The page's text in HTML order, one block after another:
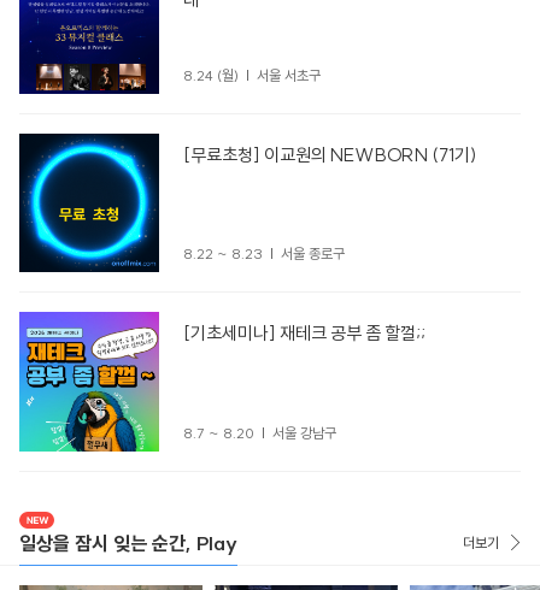
8.24 (월) 서울 서초구
[무료초청] 이교원의 NEWBORN (71기)
8.22 ~ 8.23 서울 종로구
[기초세미나] 재테크 공부 좀 할껄;;
8.7 ~ 8.20 서울 강남구
일상을 잠시 잊는 순간, Play 더보기